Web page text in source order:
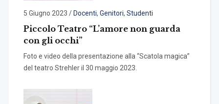
5 Giugno 2023 / Docenti, Genitori, Studenti
Piccolo Teatro “L’amore non guarda
con gli occhi”
Foto e video della presentazione alla “Scatola magica”
del teatro Strehler il 30 maggio 2023.